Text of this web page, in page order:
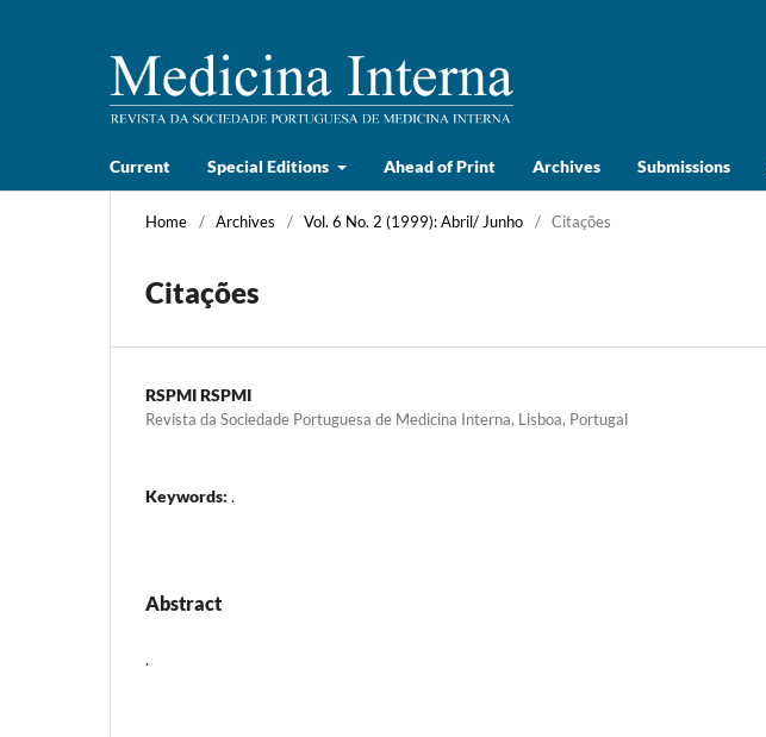
Current Special Editions Ahead of Print Archives Submissions
Home / Archives / Vol. 6 No. 2 (1999): Abril/ Junho / Citações
Citações
RSPMI RSPMI
Revista da Sociedade Portuguesa de Medicina Interna, Lisboa, Portugal
Keywords: .
Abstract
.